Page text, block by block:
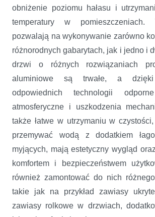
obniżenie poziomu hałasu i
temperatury w pomieszczeniach.
pozwalają na wykonywanie zarówno
różnorodnych gabarytach, jak i jedno i
drzwi o różnych rozwiązaniach
aluminiowe są trwałe, a dzięki
odpowiednich technologii
atmosferyczne i uszkodzenia
także łatwe w utrzymaniu w
przemywać wodą z dodatkiem
myjących, mają estetyczny wygląd
komfortem i bezpieczeństwem
również zamontować do nich
takie jak na przykład zawiasy
zawiasy rolkowe w drzwiach,